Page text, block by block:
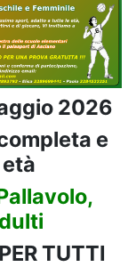
2026
e
TUTTI